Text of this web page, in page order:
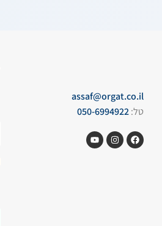
assaf@orgat.co.il
טל:050-6994922